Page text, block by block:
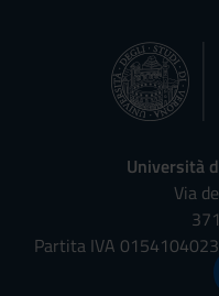
Università
Via
Partita IVA